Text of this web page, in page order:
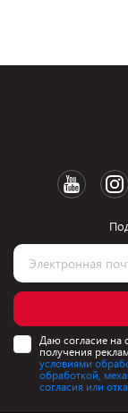
Даю согласие на
получения
условиями
обработкой,
согласия или